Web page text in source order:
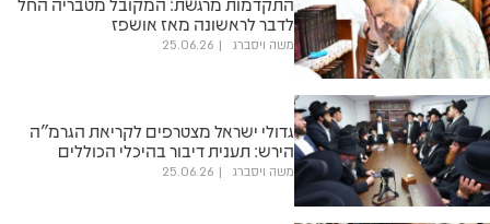
לדבר לראשונה מאז אושפז
משה ויסברג 25.06.26
גדולי ישראל מצטרפים לקריאת הגרמ"ה
הירש: תענית דיבור בהיכלי הכוללים
משה ויסברג 25.06.26